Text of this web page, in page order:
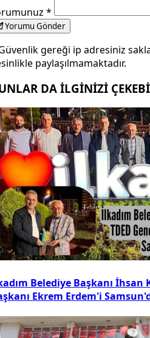
*
Yorumu Gönder
gereği ip adresiniz
paylaşılmamaktadır.
DA İLGİNİZİ
Belediye Başkanı İhsan
Ekrem Erdem'i